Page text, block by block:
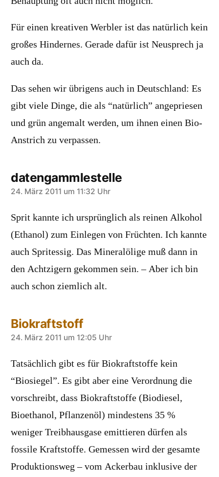
Für einen kreativen Werbler ist das natürlich kein
großes Hindernes. Gerade dafür ist Neusprech ja
auch da.
Das sehen wir übrigens auch in Deutschland: Es
gibt viele Dinge, die als “natürlich” angepriesen
und grün angemalt werden, um ihnen einen Bio-
Anstrich zu verpassen.
datengammlestelle
sagt:
24. März 2011 um 11:32 Uhr
Sprit kannte ich ursprünglich als reinen Alkohol
(Ethanol) zum Einlegen von Früchten. Ich kannte
auch Spritessig. Das Mineralölige muß dann in
den Achtzigern gekommen sein. – Aber ich bin
auch schon ziemlich alt.
Biokraftstoff
sagt:
24. März 2011 um 12:05 Uhr
Tatsächlich gibt es für Biokraftstoffe kein
“Biosiegel”. Es gibt aber eine Verordnung die
vorschreibt, dass Biokraftstoffe (Biodiesel,
Bioethanol, Pflanzenöl) mindestens 35 %
weniger Treibhausgase emittieren dürfen als
fossile Kraftstoffe. Gemessen wird der gesamte
Produktionsweg – vom Ackerbau inklusive der